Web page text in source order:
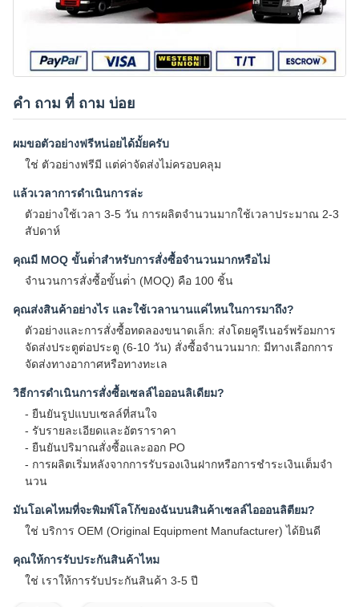
คํา ถาม ที่ ถาม บ่อย
ผมขอตัวอย่างฟรีหน่อยได้มั้ยครับ
ใช่ ตัวอย่างฟรีมี แต่ค่าจัดส่งไม่ครอบคลุม
แล้วเวลาการดําเนินการล่ะ
ตัวอย่างใช้เวลา 3-5 วัน การผลิตจํานวนมากใช้เวลาประมาณ 2-3
สัปดาห์
คุณมี MOQ ขั้นต่ําสําหรับการสั่งซื้อจํานวนมากหรือไม่
จํานวนการสั่งซื้อขั้นต่ํา (MOQ) คือ 100 ชิ้น
คุณส่งสินค้าอย่างไร และใช้เวลานานแค่ไหนในการมาถึง?
ตัวอย่างและการสั่งซื้อทดลองขนาดเล็ก: ส่งโดยคูรีเนอร์พร้อมการ
จัดส่งประตูต่อประตู (6-10 วัน) สั่งซื้อจํานวนมาก: มีทางเลือกการ
จัดส่งทางอากาศหรือทางทะเล
วิธีการดําเนินการสั่งซื้อเซลล์ไอออนลิเดียม?
- ยืนยันรูปแบบเซลล์ที่สนใจ
- รับรายละเอียดและอัตราราคา
- ยืนยันปริมาณสั่งซื้อและออก PO
- การผลิตเริ่มหลังจากการรับรองเงินฝากหรือการชําระเงินเต็มจํา
นวน
มันโอเคไหมที่จะพิมพ์โลโก้ของฉันบนสินค้าเซลล์ไอออนลิตียม?
ใช่ บริการ OEM (Original Equipment Manufacturer) ได้ยินดี
คุณให้การรับประกันสินค้าไหม
ใช่ เราให้การรับประกันสินค้า 3-5 ปี